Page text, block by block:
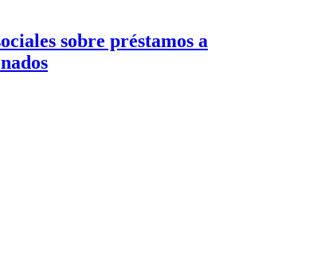
sobre préstamos a